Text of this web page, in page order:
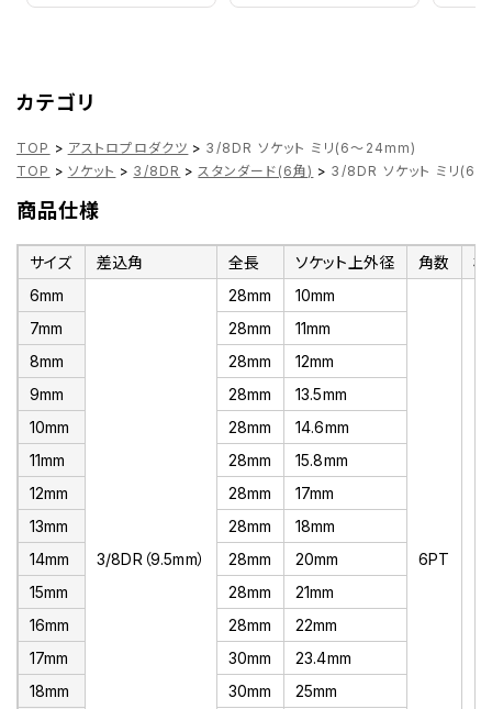
カテゴリ
TOP > アストロプロダクツ > 3/8DR ソケット ミリ(6～24mm)
TOP > ソケット > 3/8DR > スタンダード(6角) > 3/8DR ソケット ミリ(6
商品仕様
サイズ 差込角 全長 ソケット上外径 角数
材
6mm
3/8DR（9.5mm）
28mm 10mm
6PT
7mm 28mm
11mm
8mm
28mm
12mm
9mm
28mm
13.5mm
10mm
28mm
14.6mm
11mm
28mm
15.8mm
12mm
28mm
17mm
13mm
28mm
18mm
14mm
28mm
20mm
15mm
28mm
21mm
16mm
28mm
22mm
17mm
30mm
23.4mm
18mm
30mm 25mm